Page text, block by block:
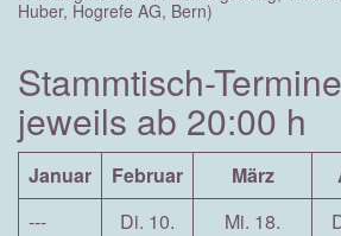
Huber, Hogrefe AG, Bern)
Stammtisch-
jeweils ab 20:00 h
Januar Februar März
---
Di. 10. Mi. 18.